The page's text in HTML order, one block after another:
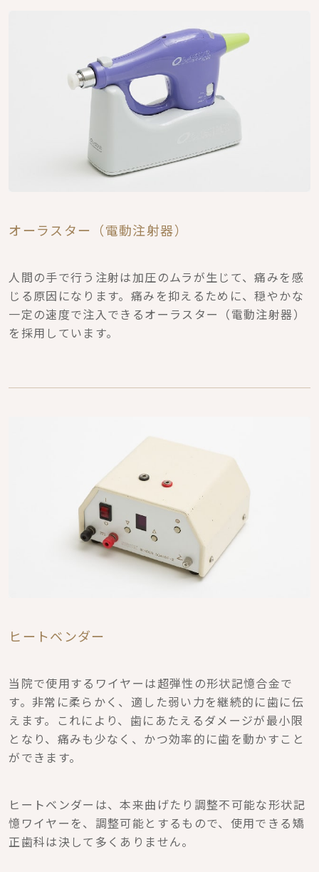
オーラスター（電動注射器）
人間の手で行う注射は加圧のムラが生じて、痛みを感
じる原因になります。痛みを抑えるために、穏やかな
一定の速度で注入できるオーラスター（電動注射器）
を採用しています。
ヒートベンダー
当院で使用するワイヤーは超弾性の形状記憶合金で
す。非常に柔らかく、適した弱い力を継続的に歯に伝
えます。これにより、歯にあたえるダメージが最小限
となり、痛みも少なく、かつ効率的に歯を動かすこと
ができます。
ヒートベンダーは、本来曲げたり調整不可能な形状記
憶ワイヤーを、調整可能とするもので、使用できる矯
正歯科は決して多くありません。